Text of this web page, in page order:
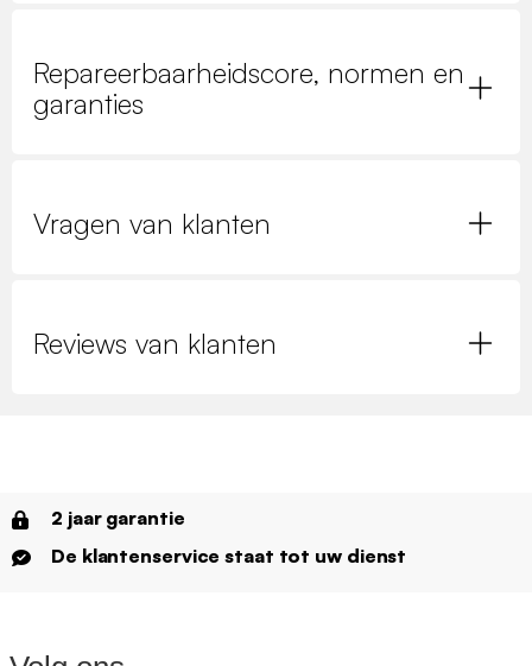
Repareerbaarheidscore, normen en
garanties
Vragen van klanten
Reviews van klanten
2 jaar garantie
De klantenservice staat tot uw dienst